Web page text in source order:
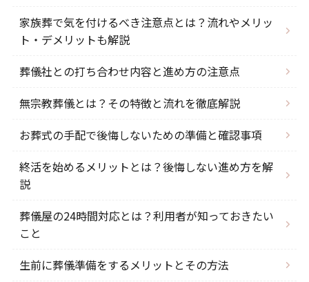
家族葬で気を付けるべき注意点とは？流れやメリッ
ト・デメリットも解説
葬儀社との打ち合わせ内容と進め方の注意点
無宗教葬儀とは？その特徴と流れを徹底解説
お葬式の手配で後悔しないための準備と確認事項
終活を始めるメリットとは？後悔しない進め方を解
説
葬儀屋の24時間対応とは？利用者が知っておきたい
こと
生前に葬儀準備をするメリットとその方法